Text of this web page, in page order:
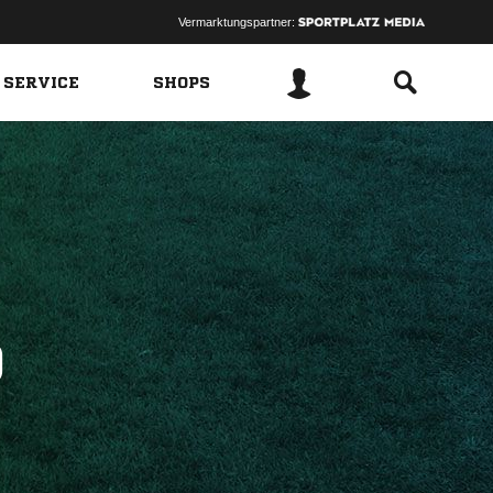
Vermarktungspartner:
SHOPS